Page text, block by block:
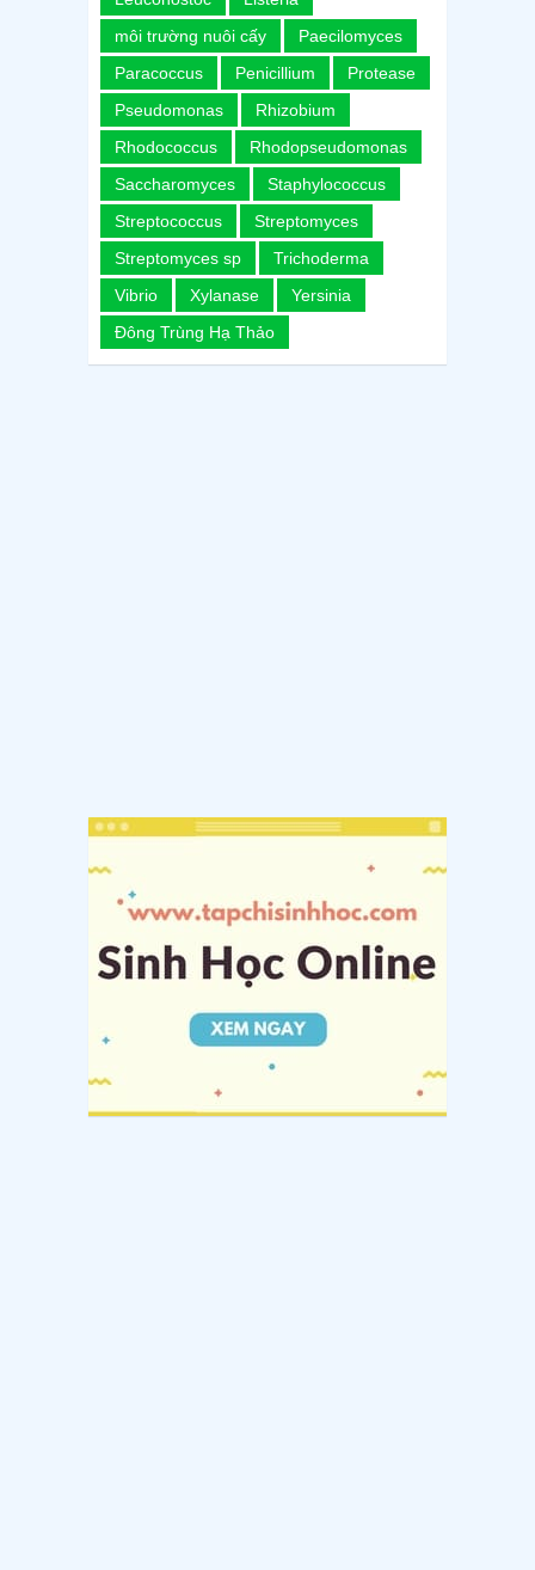
môi trường nuôi cấy
Paecilomyces
Paracoccus
Penicillium
Protease
Pseudomonas
Rhizobium
Rhodococcus
Rhodopseudomonas
Saccharomyces
Staphylococcus
Streptococcus
Streptomyces
Streptomyces sp
Trichoderma
Vibrio
Xylanase
Yersinia
Đông Trùng Hạ Thảo